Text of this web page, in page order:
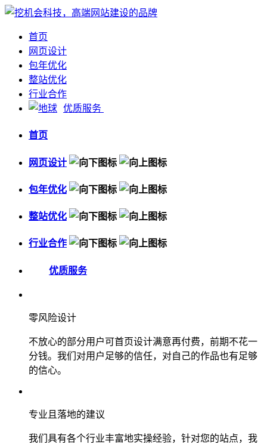
首页
网页设计
包年优化
整站优化
行业合作
优质服务
首页
网页设计
包年优化
整站优化
行业合作
优质服务
零风险设计
不放心的部分用户可首页设计满意再付费，前期不花一
分钱。我们对用户足够的信任，对自己的作品也有足够
的信心。
专业且落地的建议
我们具有各个行业丰富地实操经验，针对您的站点，我